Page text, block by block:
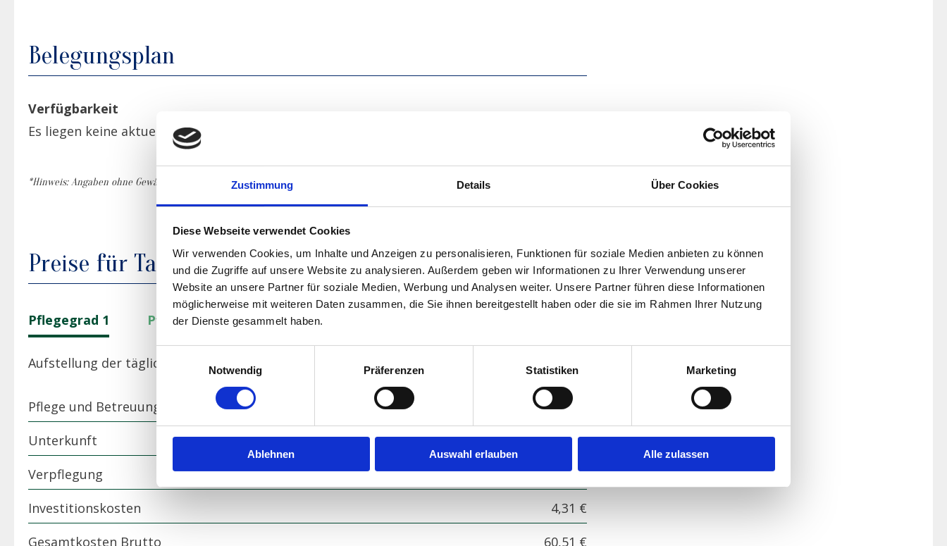
Zustimmung Details Über Cookies
Diese Webseite verwendet Cookies
Wir verwenden Cookies, um Inhalte und Anzeigen zu personalisieren, Funktionen für soziale Medien anbieten zu können
und die Zugriffe auf unsere Website zu analysieren. Außerdem geben wir Informationen zu Ihrer Verwendung unserer
Website an unsere Partner für soziale Medien, Werbung und Analysen weiter. Unsere Partner führen diese Informationen
möglicherweise mit weiteren Daten zusammen, die Sie ihnen bereitgestellt haben oder die sie im Rahmen Ihrer Nutzung
der Dienste gesammelt haben.
Notwendig
Präferenzen Statistiken Marketing
Ablehnen Auswahl erlauben Alle zulassen
Belegungsplan
Verfügbarkeit
Es liegen keine aktuellen Daten vor.
*Hinweis: Angaben ohne Gewähr. Zwecks konkreter Anfrage wenden Sie sich bitte direkt an die Pflegeeinrichtung
Preise für Tagespflege
Pflegegrad 1 Pflegegrad 2 Pflegegrad 3
Aufstellung der täglichen Pflegekosten und Anteile bei Pflegegrad 1
Pflege und Betreuung
44,33 €
Unterkunft
4,16 €
Verpflegung
7,71 €
Investitionskosten
4,31 €
Gesamtkosten Brutto
60,51 €